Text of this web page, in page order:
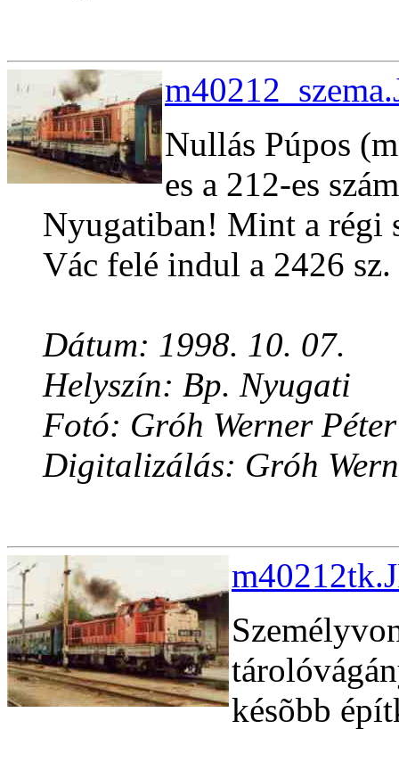
Nullás Púpos
es a 212-es
Nyugatiban! Mint a régi
Vác felé indul a 2426
Dátum: 1998. 10. 07.
Helyszín: Bp. Nyugati
Fotó: Gróh Werner Péter
Digitalizálás: Gróh
késõbb